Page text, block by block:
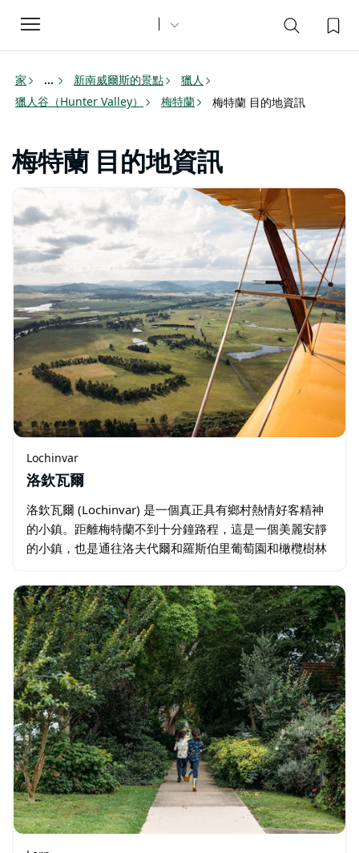
Toggle
navigation
家 ... 新南威爾斯的景點
獵人
獵人谷（Hunter Valley）
梅特蘭 梅特蘭 目的地資訊
梅特蘭 目的地資訊
Lochinvar
洛欽瓦爾
洛欽瓦爾 (Lochinvar) 是一個真正具有鄉村熱情好客精神
的小鎮。距離梅特蘭不到十分鐘路程，這是一個美麗安靜
的小鎮，也是通往洛夫代爾和羅斯伯里葡萄園和橄欖樹林
Lochinvar…